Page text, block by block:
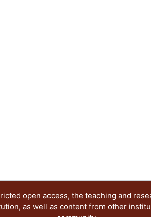
open access, the teaching and
as well as content from other